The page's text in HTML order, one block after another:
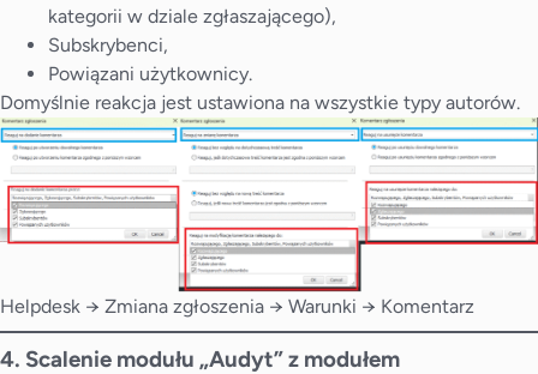
kategorii w dziale zgłaszającego),
Subskrybenci,
Powiązani użytkownicy.
Domyślnie reakcja jest ustawiona na wszystkie typy autorów.
Helpdesk → Zmiana zgłoszenia → Warunki → Komentarz
4. Scalenie modułu „Audyt” z modułem